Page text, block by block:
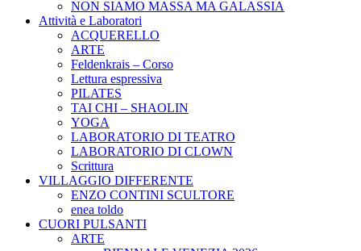
NON SIAMO MASSA MA GALASSIA
Attività e Laboratori
ACQUERELLO
ARTE
Feldenkrais – Corso
Lettura espressiva
PILATES
TAI CHI – SHAOLIN
YOGA
LABORATORIO DI TEATRO
LABORATORIO DI CLOWN
Scrittura
VILLAGGIO DIFFERENTE
ENZO CONTINI SCULTORE
enea toldo
CUORI PULSANTI
ARTE